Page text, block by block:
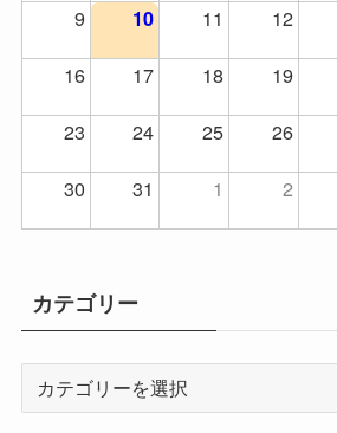
9
10 11 12
16
17 18 19
23
24 25 26
30
31 1 2
カテゴリー